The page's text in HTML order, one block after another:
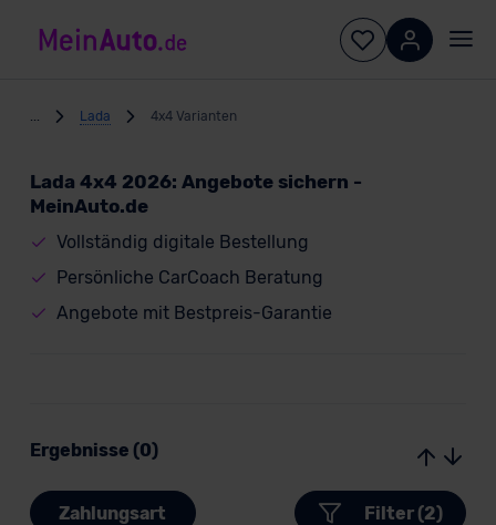
Lada 4x4 Varianten
Lada 4x4 2026: Angebote sichern -
MeinAuto.de
Vollständig digitale Bestellung
Persönliche CarCoach Beratung
Angebote mit Bestpreis-Garantie
Ergebnisse (0)
Zahlungsart Filter (2)